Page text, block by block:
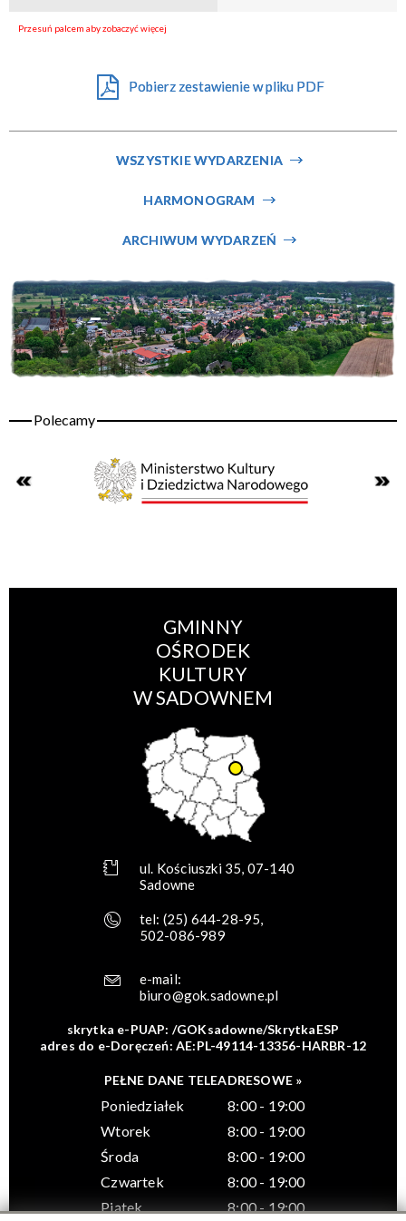
Miejsce
Pobierz zestawienie w pliku PDF
WSZYSTKIE WYDARZENIA
HARMONOGRAM
ARCHIWUM WYDARZEŃ
GMINNY
OŚRODEK
KULTURY
W SADOWNEM
ul. Kościuszki 35, 07-140
Sadowne
tel: (25) 644-28-95,
502-086-989
e-mail:
biuro@gok.sadowne.pl
skrytka e-PUAP: /GOKsadowne/SkrytkaESP
adres do e-Doręczeń: AE:PL-49114-13356-HARBR-12
PEŁNE DANE TELEADRESOWE »
Poniedziałek
8:00 - 19:00
Wtorek
8:00 - 19:00
Środa
8:00 - 19:00
Czwartek
8:00 - 19:00
Piątek
8:00 - 19:00